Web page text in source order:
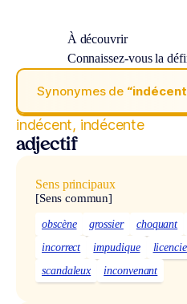
À découvrir
Connaissez-vous la
Synonymes de
indécent, indécente
adjectif
Sens principaux
[Sens commun]
obscène grossier choquant
incorrect
impudique
scandaleux
inconvenant